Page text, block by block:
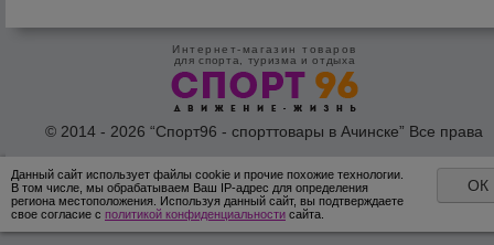
Интернет-магазин товаров
для спорта, туризма и отдыха
© 2014 - 2026 “Спорт96 - спорттовары в Ачинске” Все права
Данный сайт использует файлы cookie и прочие похожие технологии.
В том числе, мы обрабатываем Ваш IP-адрес для определения
региона местоположения. Используя данный сайт, вы подтверждаете
свое согласие с политикой конфиденциальности сайта.
ОК